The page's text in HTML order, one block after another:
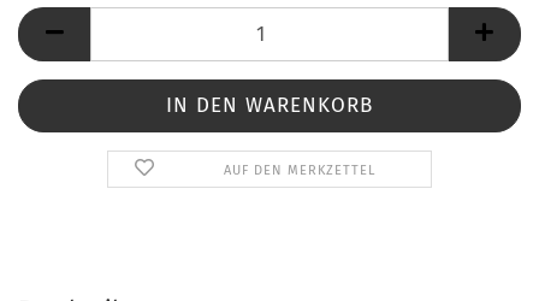
AUF DEN MERKZETTEL